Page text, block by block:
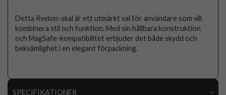
Detta Rvelon-skal är ett utmärkt val för användare som vill
kombinera stil och funktion. Med sin hållbara konstruktion
och MagSafe-kompatibilitet erbjuder det både skydd och
bekvämlighet i en elegant förpackning.
SPECIFIKATIONER